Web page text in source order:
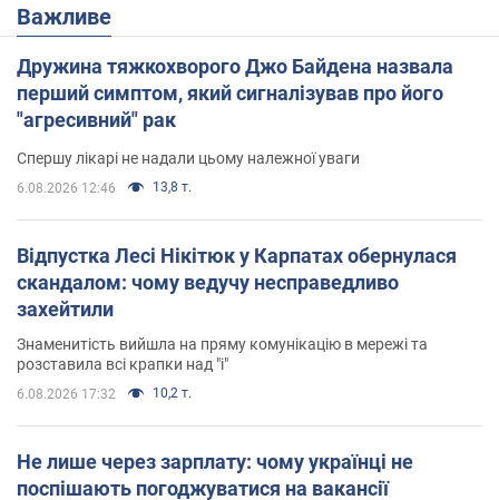
Важливе
Дружина тяжкохворого Джо Байдена назвала
перший симптом, який сигналізував про його
"агресивний" рак
Спершу лікарі не надали цьому належної уваги
6.08.2026 12:46 13,8 т.
Відпустка Лесі Нікітюк у Карпатах обернулася
скандалом: чому ведучу несправедливо
захейтили
Знаменитість вийшла на пряму комунікацію в мережі та
розставила всі крапки над "і"
6.08.2026 17:32 10,2 т.
Не лише через зарплату: чому українці не
поспішають погоджуватися на вакансії